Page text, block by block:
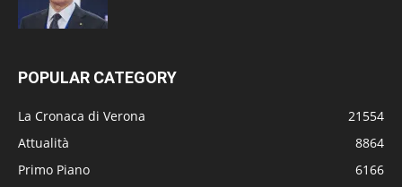
POPULAR CATEGORY
La Cronaca di Verona
21554
Attualità
8864
Primo Piano
6166